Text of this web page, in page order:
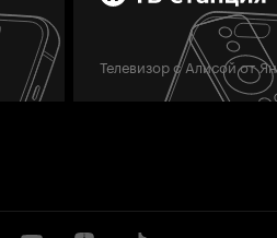
Телевизор с Алисой от